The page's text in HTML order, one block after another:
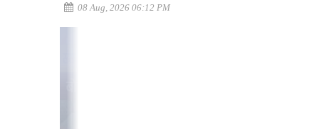
08 Aug, 2026 06:12 PM